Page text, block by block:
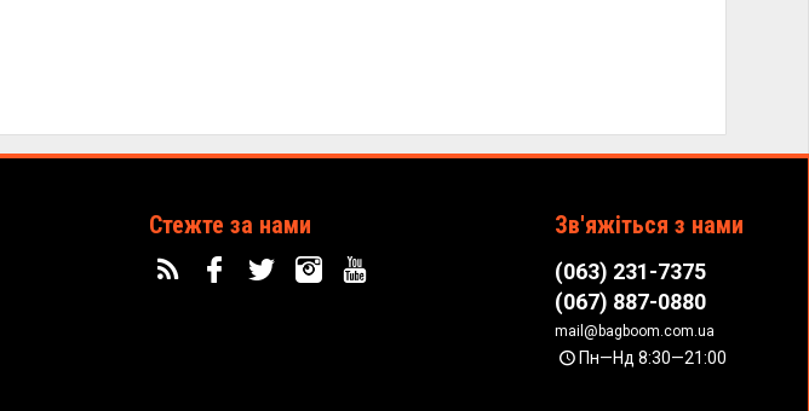
Стежте за нами Зв'яжіться з нами
(063) 231-7375
(067) 887-0880
mail@bagboom.com.ua
Пн—Нд 8:30—21:00